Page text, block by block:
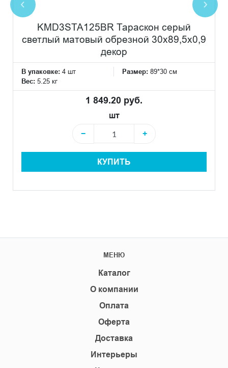
KMD3STA125BR Тараскон серый
светлый матовый обрезной 30x89,5x0,9
декор
В упаковке: 4 шт Размер: 89*30 см
Вес: 5.25 кг
1 849.20 руб.
шт
−
+
КУПИТЬ
МЕНЮ
Каталог
О компании
Оплата
Оферта
Доставка
Интерьеры